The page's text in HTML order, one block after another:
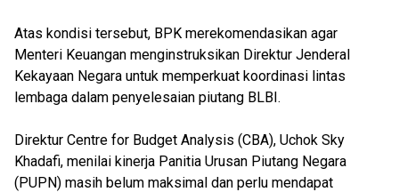
Atas kondisi tersebut, BPK merekomendasikan agar
Menteri Keuangan menginstruksikan Direktur Jenderal
Kekayaan Negara untuk memperkuat koordinasi lintas
lembaga dalam penyelesaian piutang BLBI.
Direktur Centre for Budget Analysis (CBA), Uchok Sky
Khadafi, menilai kinerja Panitia Urusan Piutang Negara
(PUPN) masih belum maksimal dan perlu mendapat